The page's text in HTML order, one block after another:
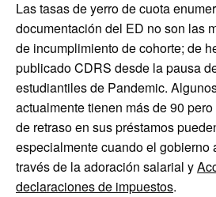
Las tasas de yerro de cuota
documentación del ED no son las
de incumplimiento de cohorte; de
publicado CDRS desde la pausa
estudiantiles de Pandemic.
actualmente tienen más de 90
de retraso en sus préstamos
especialmente cuando el gobierno
través de la adoración salarial y
declaraciones de impuestos.